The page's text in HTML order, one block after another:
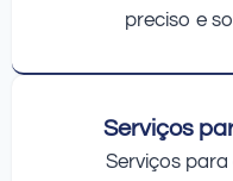
preciso e
Serviços
Serviços